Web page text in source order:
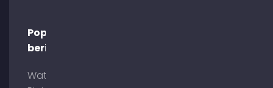
Populaire
berichten
Wat is